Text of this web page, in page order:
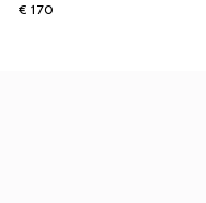
€ 170